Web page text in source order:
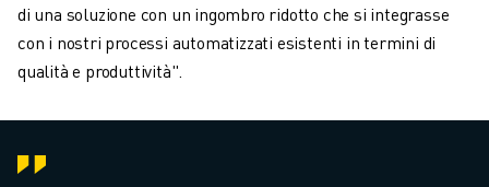
di una soluzione con un ingombro ridotto che si integrasse
con i nostri processi automatizzati esistenti in termini di
qualità e produttività".